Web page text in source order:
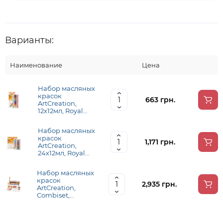
Варианты:
Наименование Цена
Набор масляных
красок
ArtCreation,
12х12мл, Royal
663 грн.
Набор масляных
красок
ArtCreation,
24х12мл, Royal
1,171 грн.
Набор масляных
красок
ArtCreation,
Combiset,
2,935 грн.